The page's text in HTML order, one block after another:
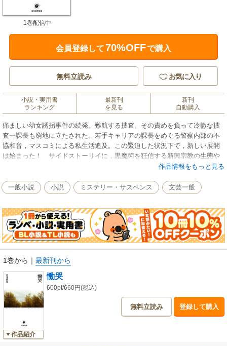
1巻配信中
会員登録して70%OFFで購入
無料立読み お気に入り
小説・実用書
ランキング
最新刊
を見る
新刊
自動購入
痛ましい幼女誘拐事件の続発。難航する捜査。その責めを負って冷徹な捜
査一課長も窮地に立たされた。若手キャリアの課長をめぐる警察内部の不
協和音，マスコミによる私生活追及。この緊迫した状況下で，新しい展開
は始まった！ サイドストーリイに，黒魔術を狂信する新興宗教の生態や
現代の家族愛を鮮烈に描きつつ，人間内奥の悲痛な叫びを抽出したこの野
天》，と驚嘆させた，巧緻この上ない本格推理。
作品情報をもっと見る
一般小説 小説 ミステリー・サスペンス 文芸一般
1巻から ｜ 最新刊から
作品紹介
慟哭
600pt/660円(税込)
無料立読み 登録して購入